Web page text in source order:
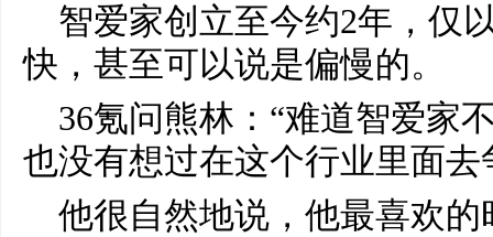
智爱家创立至今约2年，仅
快，甚至可以说是偏慢的。
36氪问熊林：“难道智爱家
也没有想过在这个行业里面去
他很自然地说，他最喜欢